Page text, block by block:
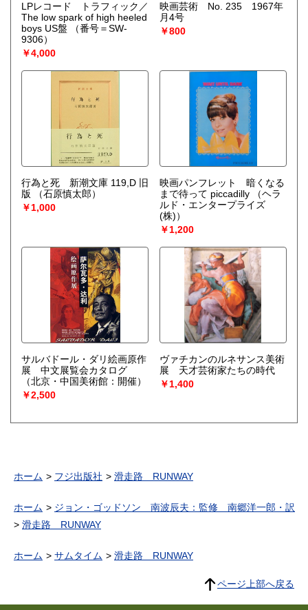
LPレコード トラフィック／
The low spark of high heeled
boys US盤
（番号＝SW-
9306）
￥4,000
映画芸術 No. 235 1967年
月4号
￥800
行為と死 新潮文庫 119,D 旧
版
（石原慎太郎）
￥1,000
映画パンフレット 暗くなる
まで待って piccadilly
（ヘラ
ルド・エンタープライズ
(株)）
￥1,200
サルバドール・ダリ絵画原作
展 中文展覧会カタログ
（北京・中国美術館：開催）
￥2,500
ヴァチカンのルネサンス美術
展 天才芸術家たちの時代
￥1,400
ホーム フジ出版社 滑走路 RUNWAY
ホーム
ジョン・ゴッドソン 南波辰夫：監修 南郷洋一郎・訳
滑走路 RUNWAY
ホーム サムタイム 滑走路 RUNWAY
ページ上部へ戻る